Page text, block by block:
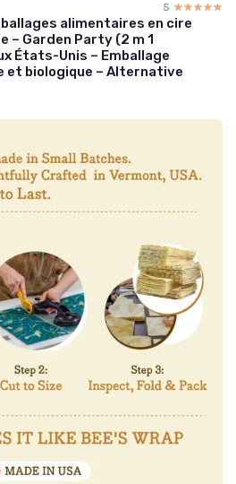
5 ☆☆☆☆☆
★★★★★
alimentaires en cire
– Garden Party (2 m 1
États-Unis – Emballage
et biologique – Alternative